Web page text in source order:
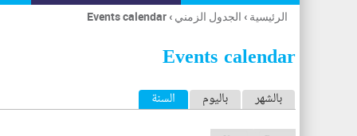
أنت
هنا
الرئيسية › الجدول الزمني ›
Events calendar
Events calendar
ا
ل
بالشهر باليوم السنة (علامة التبويب النشطة)